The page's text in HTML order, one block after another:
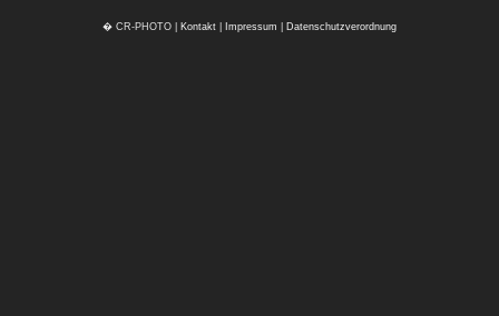
� CR-PHOTO | Kontakt Impressum Datenschutzverordnung